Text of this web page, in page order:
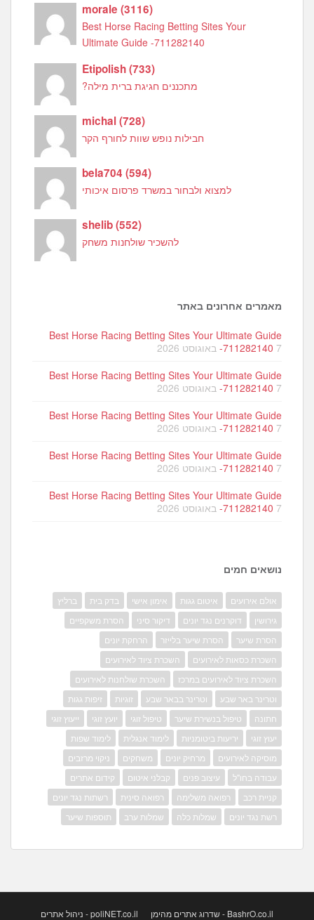
morale(3116)
Best Horse Racing Betting Sites Your
Ultimate Guide -711282140
Etipolish(733)
מתכננים חגיגת ברית מילה?
michal(728)
חבילות נופש שוות לחורף הקר
bela704(594)
למצוא ולבחור במשרד פרסום איכותי
shelib(552)
להשכיר שולחנות משחק
מאמרים אחרונים באתר
Best Horse Racing Betting Sites Your Ultimate Guide
-711282140 7 באוגוסט 2026
Best Horse Racing Betting Sites Your Ultimate Guide
-711282140 7 באוגוסט 2026
Best Horse Racing Betting Sites Your Ultimate Guide
-711282140 7 באוגוסט 2026
Best Horse Racing Betting Sites Your Ultimate Guide
-711282140 7 באוגוסט 2026
Best Horse Racing Betting Sites Your Ultimate Guide
-711282140 7 באוגוסט 2026
נושאים חמים
אולם אירועים איטום גגות אימון אישי בדק בית
ברליץ
גירושין
דוקרנים נגד יונים דיקור סיני
הסרת משקפיים
הסרת שיער
הסרת שיער בלייזר
הרחקת יונים
השכרת כסאות לאירועים
השכרת ציוד לאירועים
השכרת ציוד לאירועים במרכז
השכרת שולחנות לאירועים
וטרינר באר שבע
וטרינר בבאר שבע זוגיות
זיפות גגות
חתונה
טיפול בנשירת שיער טיפול זוגי יועץ זוגי
ייעוץ זוגי
יעוץ זוגי
יריעות ביטומניות לימוד אנגלית
לימוד שפות
מוסיקה לאירועים
מרחיק יונים משחקים
ניקוי מרזבים
עבודה בחו"ל
עיצוב פנים קבלני איטום
קידום אתרים
קניית רכב
רפואה משלימה רפואה סינית
רשתות נגד יונים
רשת נגד יונים
שמלות כלה שמלות ערב תוספות שיער
BashrO.co.il - שדרוג אתרים מהימן poliNET.co.il - ניהול אתרים